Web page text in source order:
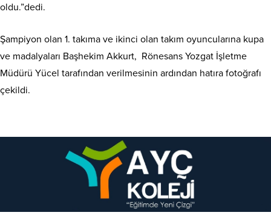
oldu.”dedi.
Şampiyon olan 1. takıma ve ikinci olan takım oyuncularına kupa
ve madalyaları Başhekim Akkurt, Rönesans Yozgat İşletme
Müdürü Yücel tarafından verilmesinin ardından hatıra fotoğrafı
çekildi.